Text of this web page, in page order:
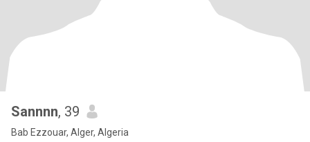
Sannnn, 39
Bab Ezzouar, Alger, Algeria